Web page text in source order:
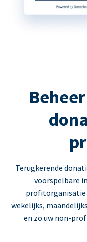
Terugkerende
voorspelbare
profitorganisatie
wekelijks,
en zo uw non-